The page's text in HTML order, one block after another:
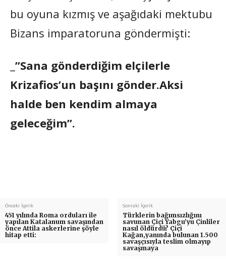
bu oyuna kızmış ve aşağıdaki mektubu
Bizans imparatoruna göndermişti:
”Sana gönderdiğim elçilerle
Krizafios’un başını gönder.Aksi
halde ben kendim almaya
geleceğim”.
Önceki İçerik
451 yılında Roma orduları ile
yapılan Katalanum savaşından
önce Attila askerlerine şöyle
hitap etti:
Sonraki İçerik
Türklerin bağımsızlığını
savunan Çiçi Yabgu’yu Çinliler
nasıl öldürdü? Çiçi
Kağan,yanında bulunan 1.500
savaşçısıyla teslim olmayıp
savaşmaya